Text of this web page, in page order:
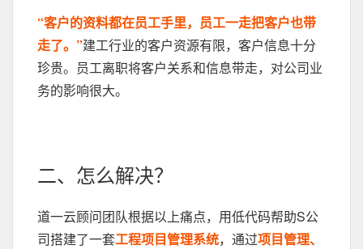
“客户的资料都在员工手里，员工一走把客户也带
走了。”建工行业的客户资源有限，客户信息十分
珍贵。员工离职将客户关系和信息带走，对公司业
务的影响很大。
二、怎么解决？
道一云顾问团队根据以上痛点，用低代码帮助S公
司搭建了一套工程项目管理系统，通过项目管理、